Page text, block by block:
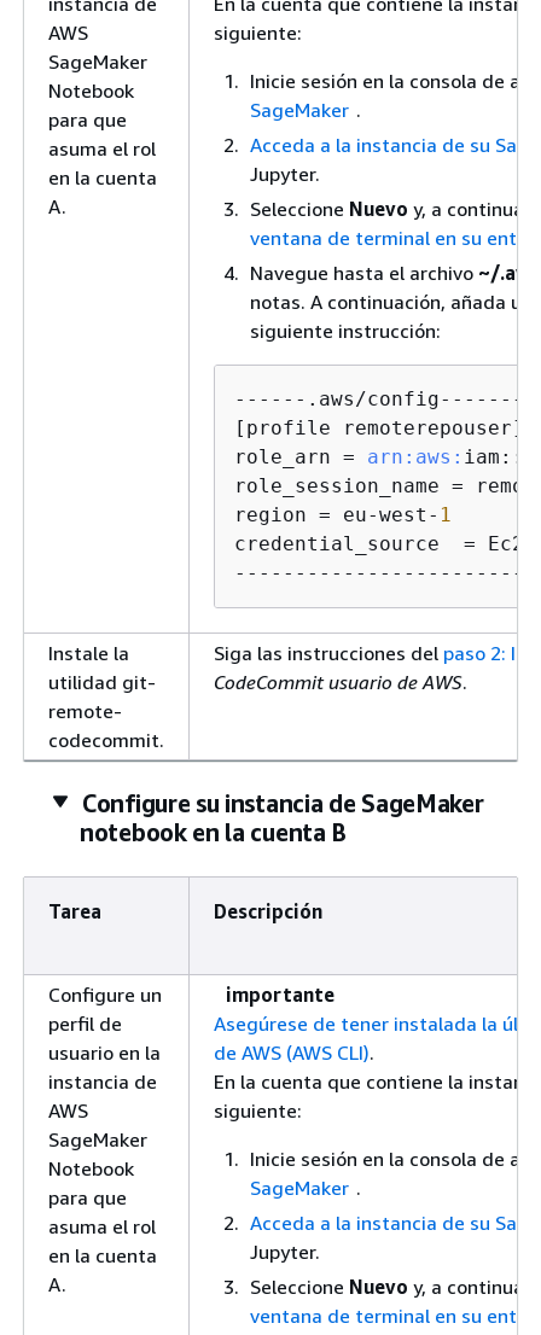
AWS
SageMaker
Notebook
para que
asuma el rol
en la cuenta
A.
siguiente:
Inicie sesión en la consola de
SageMaker .
Acceda a la instancia de su
Jupyter.
Seleccione Nuevo y, a
ventana de terminal en su
Navegue hasta el archivo ~/
notas. A continuación, añada
siguiente instrucción:
------.aws/
[profile remoterepouser]
role_arn = arn: aws:
role_session_name =
region = eu-west- 1
credential_source  =
Instale la
utilidad git-
remote-
codecommit.
Siga las instrucciones del paso 2:
CodeCommit usuario de AWS.
Configure su instancia de SageMaker
notebook en la cuenta B
Tarea Descripción
Configure un
perfil de
usuario en la
instancia de
AWS
SageMaker
Notebook
para que
asuma el rol
en la cuenta
A.
importante
Asegúrese de tener instalada la
de AWS (AWS CLI).
En la cuenta que contiene la
siguiente:
Inicie sesión en la consola de
SageMaker .
Acceda a la instancia de su
Jupyter.
Seleccione Nuevo y, a
ventana de terminal en su